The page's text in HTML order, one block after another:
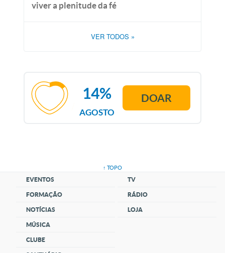
viver a plenitude da fé
VER TODOS »
AGOSTO
14% DOAR
↑ TOPO
EVENTOS
FORMAÇÃO
NOTÍCIAS
MÚSICA
CLUBE
TV
RÁDIO
LOJA